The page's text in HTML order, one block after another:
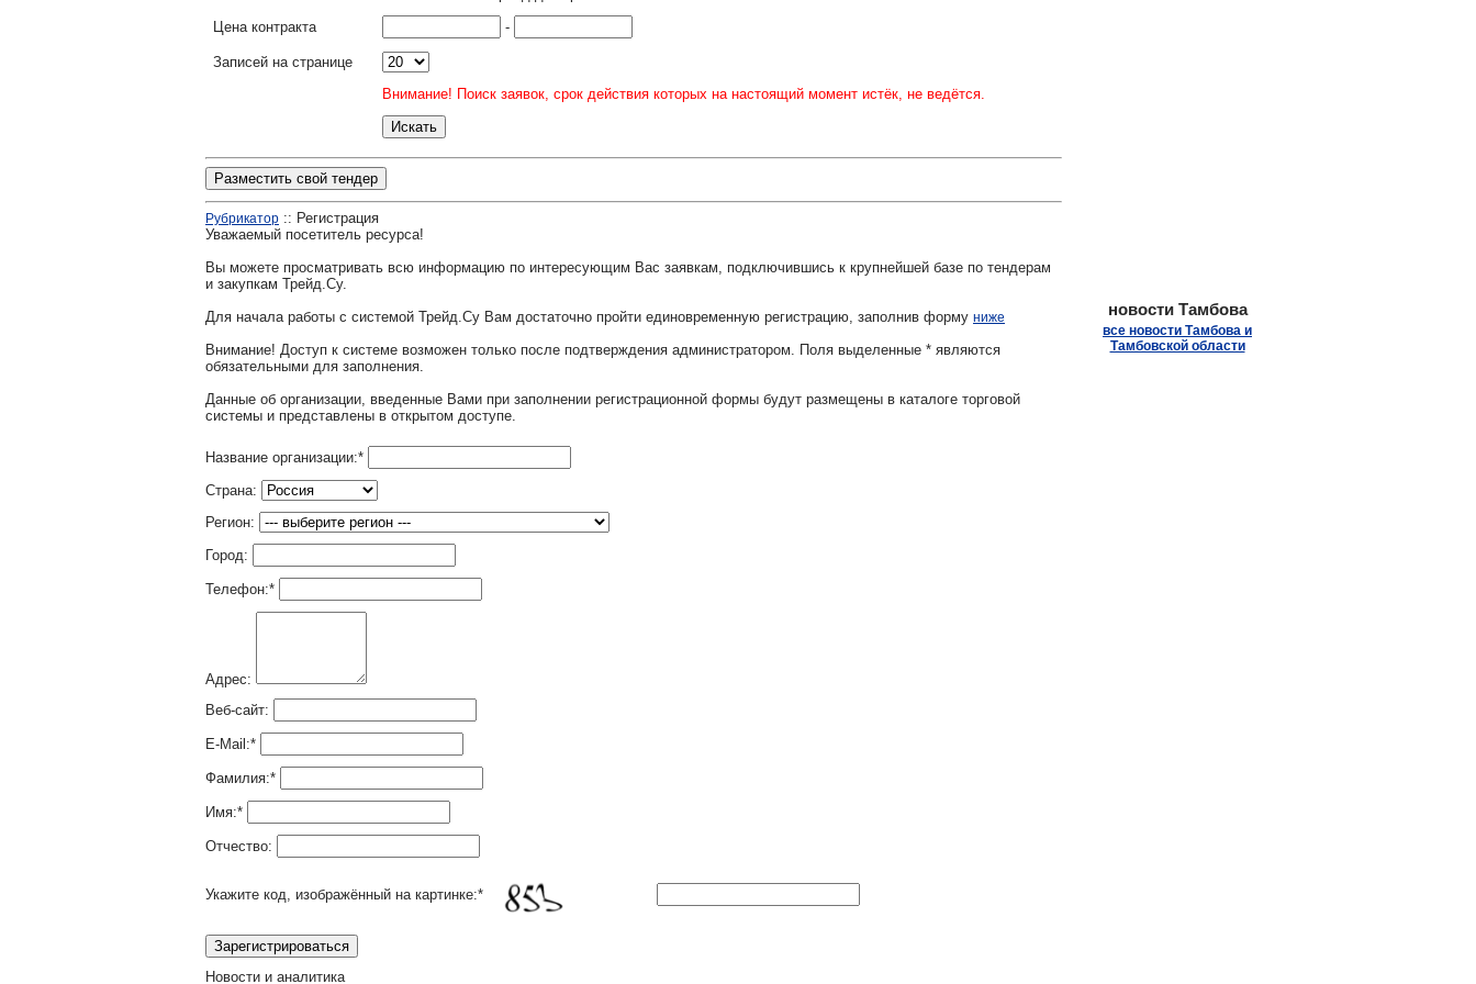
Цена контракта
-
Записей на странице
Внимание! Поиск заявок, срок действия которых на настоящий момент истёк, не ведётся.
Разместить свой тендер
Рубрикатор :: Регистрация
Уважаемый посетитель ресурса!
Вы можете просматривать всю информацию по интересующим Вас заявкам, подключившись к крупнейшей базе по тендерам
и закупкам Трейд.Су.
Для начала работы с системой Трейд.Су Вам достаточно пройти единовременную регистрацию, заполнив форму ниже
Внимание! Доступ к системе возможен только после подтверждения администратором. Поля выделенные * являются
обязательными для заполнения.
Данные об организации, введенные Вами при заполнении регистрационной формы будут размещены в каталоге торговой
системы и представлены в открытом доступе.
Название организации:*
Страна:
Регион:
Город:
Телефон:*
Адрес:
Веб-сайт:
E-Mail:*
Фамилия:*
Имя:*
Отчество:
Укажите код, изображённый на картинке:*
Новости и аналитика
новости Тамбова
все новости Тамбова и
Тамбовской области